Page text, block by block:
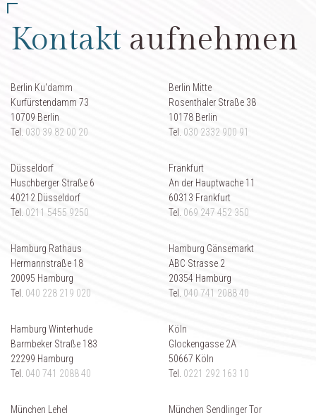
Kontakt aufnehmen
Berlin Ku'damm
Kurfürstendamm 73
10709 Berlin
Tel. 030 39 82 00 20
Berlin Mitte
Rosenthaler Straße 38
10178 Berlin
Tel. 030 2332 900 91
Düsseldorf
Huschberger Straße 6
40212 Düsseldorf
Tel. 0211 5455 9250
Frankfurt
An der Hauptwache 11
60313 Frankfurt
Tel. 069 247 452 350
Hamburg Rathaus
Hermannstraße 18
20095 Hamburg
Tel. 040 228 219 020
Hamburg Gänsemarkt
ABC Strasse 2
20354 Hamburg
Tel. 040 741 2088 40
Hamburg Winterhude
Barmbeker Straße 183
22299 Hamburg
Tel. 040 741 2088 40
Köln
Glockengasse 2A
50667 Köln
Tel. 0221 292 163 10
München Lehel
München Sendlinger Tor